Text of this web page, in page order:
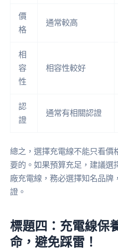
價
格
通常較高
相
容
性
相容性較好
認
證
通常有相關認證
總之，選擇充電線不能只看價
要的。如果預算充足，建議選
廠充電線，務必選擇知名品牌
證。
標題四：充電線保
命，避免踩雷！